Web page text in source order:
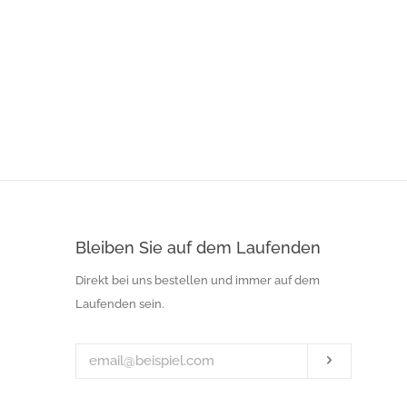
Bleiben Sie auf dem Laufenden
Ihre
E-
Adresse
Direkt bei uns bestellen und immer auf dem
Laufenden sein.